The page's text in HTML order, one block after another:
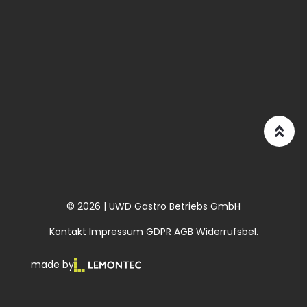
© 2026 | UWD Gastro Betriebs GmbH
Kontakt Impressum GDPR AGB Widerrufsbel.
made by